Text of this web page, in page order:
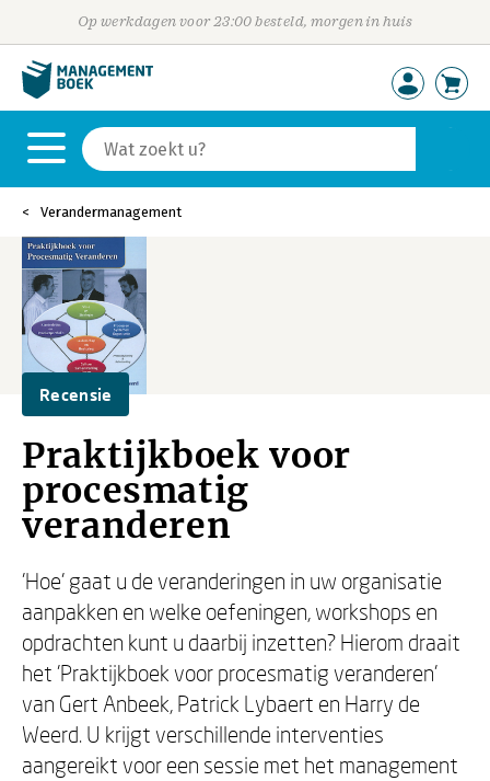
Op werkdagen voor 23:00 besteld, morgen in huis
Verandermanagement
Recensie
Praktijkboek voor
procesmatig
veranderen
'Hoe' gaat u de veranderingen in uw organisatie
aanpakken en welke oefeningen, workshops en
opdrachten kunt u daarbij inzetten? Hierom draait
het 'Praktijkboek voor procesmatig veranderen'
van Gert Anbeek, Patrick Lybaert en Harry de
Weerd. U krijgt verschillende interventies
aangereikt voor een sessie met het management